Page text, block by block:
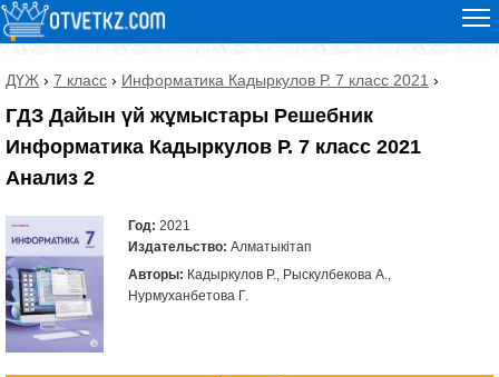
ДҮЖ › 7 класс › Информатика Кадыркулов Р. 7 класс 2021 ›
ГДЗ Дайын үй жұмыстары Решебник
Информатика Кадыркулов Р. 7 класс 2021
Анализ 2
Год: 2021
Издательство: Алматыкітап
Авторы: Кадыркулов Р., Рыскулбекова А.,
Нурмуханбетова Г.